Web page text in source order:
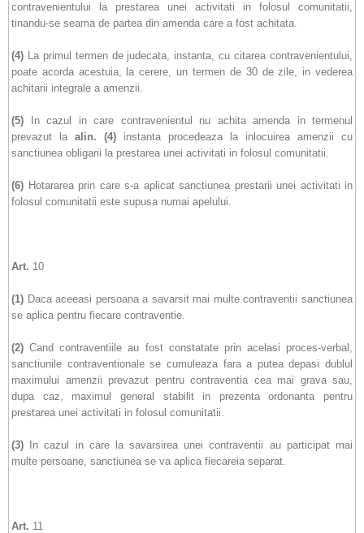
contravenientului la prestarea unei activitati in folosul comunitatii,
tinandu-se seama de partea din amenda care a fost achitata.
(4) La primul termen de judecata, instanta, cu citarea contravenientului,
poate acorda acestuia, la cerere, un termen de 30 de zile, in vederea
achitarii integrale a amenzii.
(5)
In cazul in care contravenientul nu achita amenda in termenul
prevazut la alin. (4) instanta procedeaza la inlocuirea amenzii cu
sanctiunea obligarii la prestarea unei activitati in folosul comunitatii.
(6) Hotararea prin care s-a aplicat sanctiunea prestarii unei activitati in
folosul comunitatii este supusa numai apelului.
Art. 10
(1) Daca aceeasi persoana a savarsit mai multe contraventii sanctiunea
se aplica pentru fiecare contraventie.
(2)Cand contraventiile au fost constatate prin acelasi proces-verbal,
sanctiunile contraventionale se cumuleaza fara a putea depasi dublul
maximului amenzii prevazut pentru contraventia cea mai grava sau,
dupa caz, maximul general stabilit in prezenta ordonanta pentru
prestarea unei activitati in folosul comunitatii.
(3)
In cazul in care la savarsirea unei contraventii au participat mai
multe persoane, sanctiunea se va aplica fiecareia separat.
Art. 11